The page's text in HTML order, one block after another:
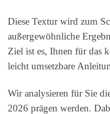
Diese Textur wird zum
außergewöhnliche
Ziel ist es, Ihnen für das
leicht umsetzbare
Wir analysieren für Sie
2026 prägen werden.